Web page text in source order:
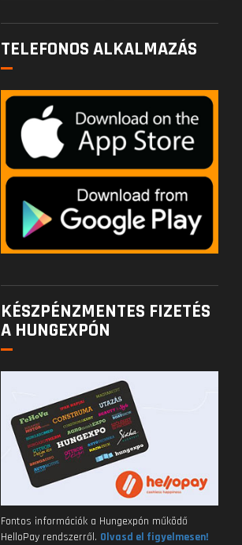
TELEFONOS ALKALMAZÁS
KÉSZPÉNZMENTES FIZETÉS
A HUNGEXPÓN
Fontos információk a Hungexpón működő
HelloPay rendszerről. Olvasd el figyelmesen!